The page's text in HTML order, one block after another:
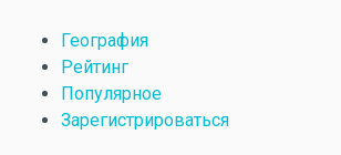
География
Рейтинг
Популярное
Зарегистрироваться